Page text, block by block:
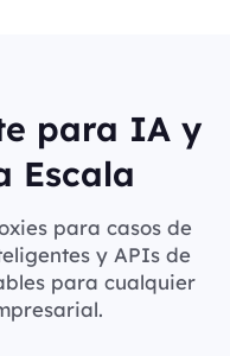
para IA y
Escala
para casos de
y APIs de
para cualquier